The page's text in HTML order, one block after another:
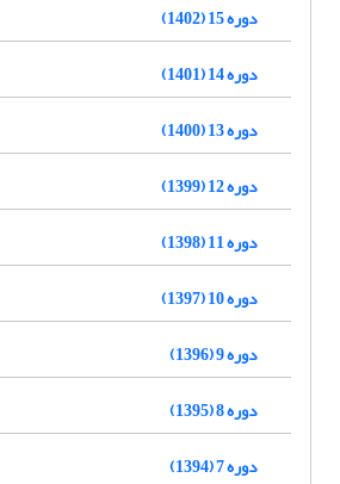
دوره 15 (1402)
دوره 14 (1401)
دوره 13 (1400)
دوره 12 (1399)
دوره 11 (1398)
دوره 10 (1397)
دوره 9 (1396)
دوره 8 (1395)
دوره 7 (1394)